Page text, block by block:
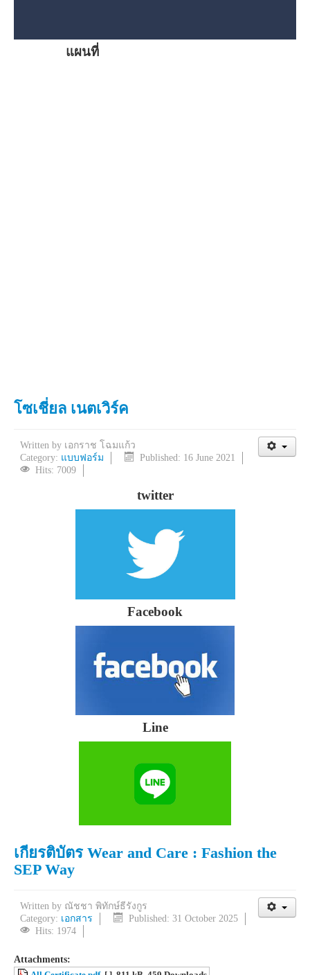
แผนที่
โซเชี่ยล เนตเวิร์ค
Written by เอกราช โฉมแก้ว
Category: แบบฟอร์ม
Published: 16 June 2021
Hits: 7009
twitter
Facebook
Line
เกียรติบัตร Wear and Care : Fashion the
SEP Way
Written by ณัชชา พิทักษ์ธีรังกูร
Category: เอกสาร
Published: 31 October 2025
Hits: 1974
Attachments: